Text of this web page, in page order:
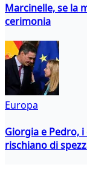
Marcinelle, se la
cerimonia
Europa
Giorgia e Pedro,
rischiano di